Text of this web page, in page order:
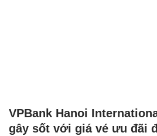
VPBank Hanoi
gây sốt với giá vé ưu đãi